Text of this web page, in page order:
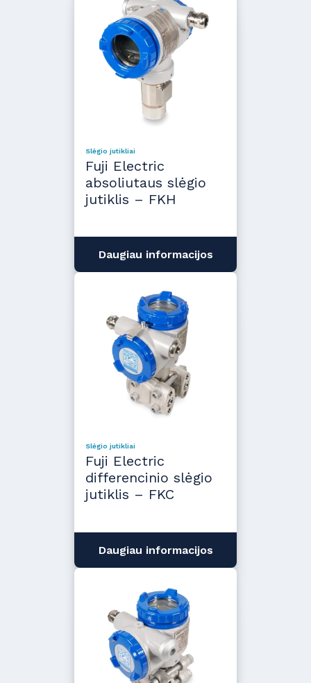
Slėgio jutikliai
Fuji Electric
absoliutaus slėgio
jutiklis – FKH
Daugiau informacijos
Slėgio jutikliai
Fuji Electric
differencinio slėgio
jutiklis – FKC
Daugiau informacijos